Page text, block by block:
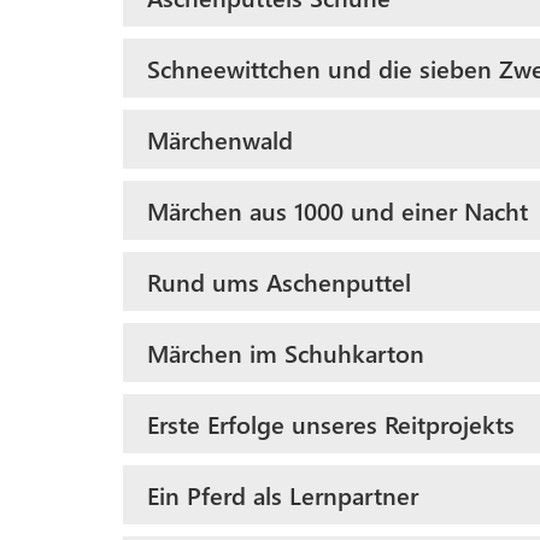
Schneewittchen und die sieben
Märchenwald
Märchen aus 1000 und einer Nacht
Rund ums Aschenputtel
Märchen im Schuhkarton
Erste Erfolge unseres Reitprojekts
Ein Pferd als Lernpartner